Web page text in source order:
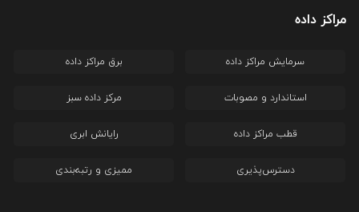
مراکز داده
سرمایش مراکز داده برق مراکز داده
استاندارد و مصوبات مرکز داده سبز
قطب مراکز داده رایانش ابری
دسترس‌پذیری ممیزی و رتبه‌بندی